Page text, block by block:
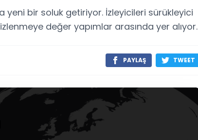
yeni bir soluk getiriyor. İzleyicileri sürükleyici
değer yapımlar arasında yer alıyor.
PAYLAŞ TWEET